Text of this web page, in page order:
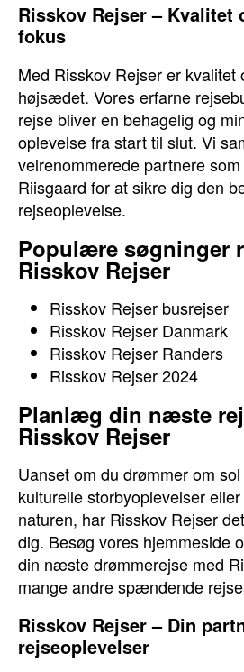
Risskov Rejser – Kvalitet
fokus
Med Risskov Rejser er kvalitet
højsædet. Vores erfarne
rejse bliver en behagelig og
oplevelse fra start til slut. Vi
velrenommerede partnere
Riisgaard for at sikre dig den
rejseoplevelse.
Populære søgninger
Risskov Rejser
Risskov Rejser busrejser
Risskov Rejser Danmark
Risskov Rejser Randers
Risskov Rejser 2024
Planlæg din næste
Risskov Rejser
Uanset om du drømmer om
kulturelle storbyoplevelser
naturen, har Risskov Rejser
dig. Besøg vores hjemmeside
din næste drømmerejse med
mange andre spændende
Risskov Rejser – Din
rejseoplevelser